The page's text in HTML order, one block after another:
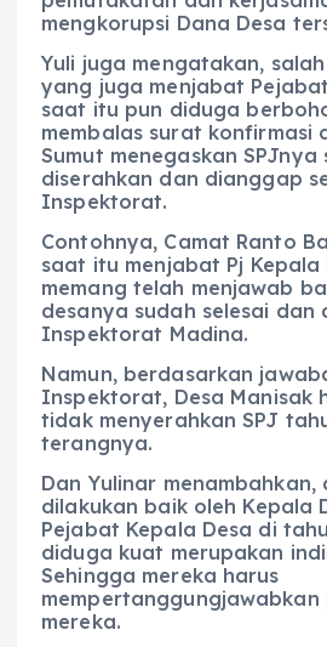
mengkorupsi Dana Desa
Yuli juga mengatakan,
yang juga menjabat
saat itu pun diduga
membalas surat konfirmasi
Sumut menegaskan SPJnya
diserahkan dan dianggap
Inspektorat.
Contohnya, Camat Ranto
saat itu menjabat Pj Kepala
memang telah menjawab
desanya sudah selesai dan
Inspektorat Madina.
Namun, berdasarkan
Inspektorat, Desa Manisak
tidak menyerahkan SPJ
terangnya.
Dan Yulinar menambahkan,
dilakukan baik oleh Kepala
Pejabat Kepala Desa di
diduga kuat merupakan
Sehingga mereka harus
mereka.